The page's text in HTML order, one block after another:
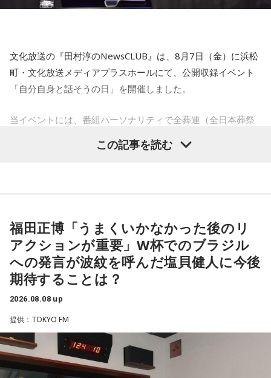
文化放送の『田村淳のNewsCLUB』は、8月7日（金）に浜松
町・文化放送メディアプラスホールにて、公開収録イベント
「自分自身と話そうの日」を開催しました。
当イベントには、番組パーソナリティで全葬連（全日本葬祭
業協同組合連合会）のフューネラルアンバサダーも務める田
村淳と、アシスタントの砂山圭大郎アナウンサーが登壇。
昨年に続き2回目の開催となる本イベントは、参加者が自分自
身を見つめ直す2つのコーナーで展開。「自分への表彰状を送
ろう」のコーナーでは、大きな成功でなくても「自分、本当
によく頑張ったな」と思えるこれまでの出来事を、“自分への
表彰状”という形で来場者から募集・紹介。自身の記憶を改め
て言葉にすることで、人生をじっくりと見つめ直す時間とな
りました。
続く「人生の最後に流したい私のエンディング曲」のコーナ
この記事を読む
福田正博「うまくいかなかった後のリ
アクションが重要」W杯でのブラジル
への発言が波紋を呼んだ塩貝健人に今後
期待することは？
2026.08.08 up
提供：TOKYO FM